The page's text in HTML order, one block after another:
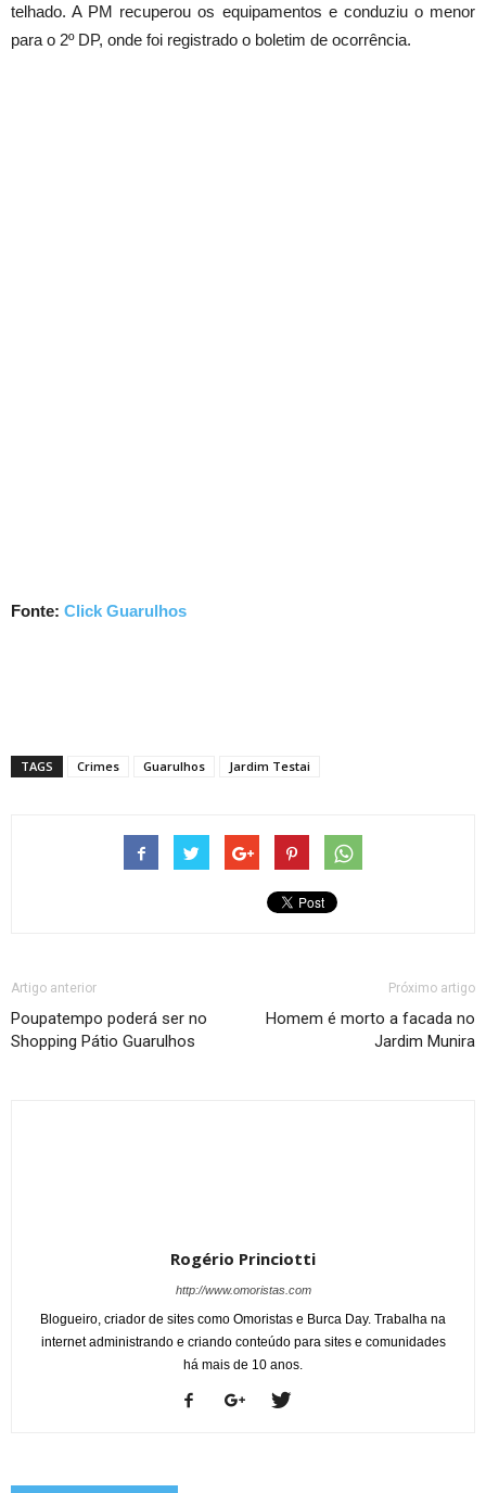
telhado. A PM recuperou os equipamentos e conduziu o menor
para o 2º DP, onde foi registrado o boletim de ocorrência.
Fonte: Click Guarulhos
TAGS Crimes Guarulhos Jardim Testai
Artigo anterior
Poupatempo poderá ser no
Shopping Pátio Guarulhos
Próximo artigo
Homem é morto a facada no
Jardim Munira
Rogério Princiotti
http://www.omoristas.com
Blogueiro, criador de sites como Omoristas e Burca Day. Trabalha na
internet administrando e criando conteúdo para sites e comunidades
há mais de 10 anos.